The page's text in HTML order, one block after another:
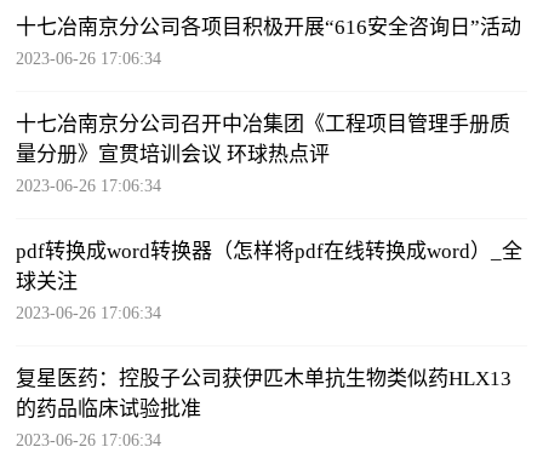
十七冶南京分公司各项目积极开展“616安全咨询日”活动
2023-06-26 17:06:34
十七冶南京分公司召开中冶集团《工程项目管理手册质
量分册》宣贯培训会议 环球热点评
2023-06-26 17:06:34
pdf转换成word转换器（怎样将pdf在线转换成word）_全
球关注
2023-06-26 17:06:34
复星医药：控股子公司获伊匹木单抗生物类似药HLX13
的药品临床试验批准
2023-06-26 17:06:34